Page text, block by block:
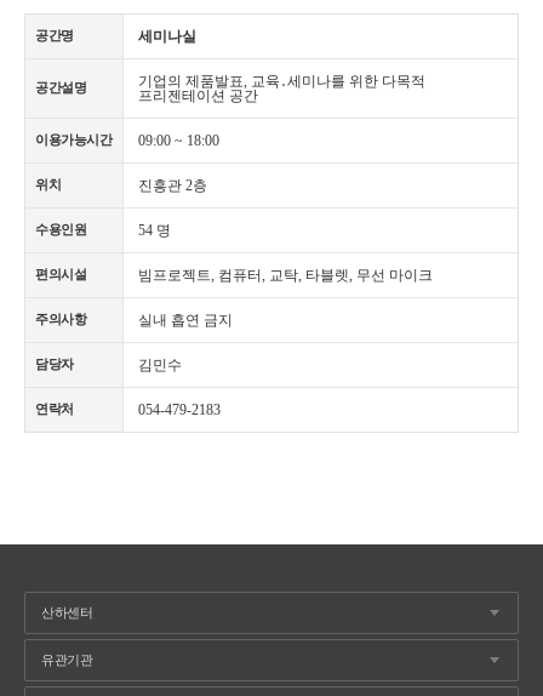
공간명 세미나실
공간설명
기업의 제품발표, 교육․세미나를 위한 다목적
프리젠테이션 공간
이용가능시간 09:00 ~ 18:00
위치 진흥관 2층
수용인원 54 명
편의시설 빔프로젝트, 컴퓨터, 교탁, 타블렛, 무선 마이크
주의사항 실내 흡연 금지
담당자 김민수
연락처 054-479-2183